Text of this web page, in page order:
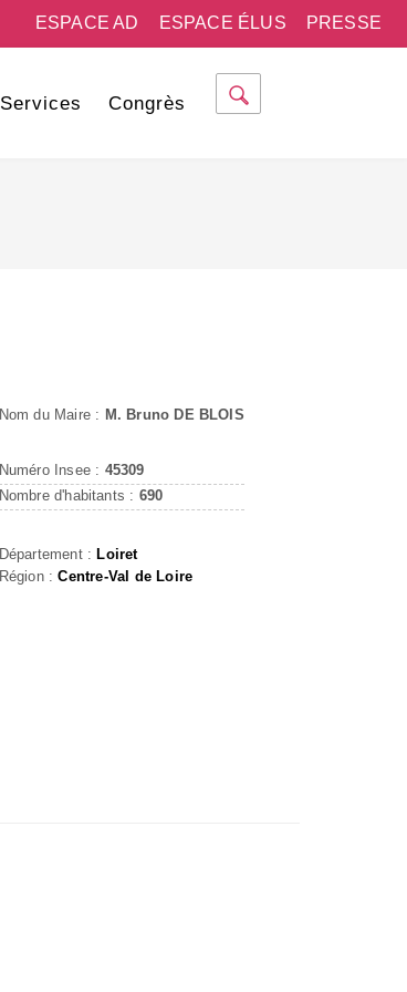
PRESSE
ESPACE ÉLUS
ESPACE AD
Services Congrès
Nom du Maire : M. Bruno DE BLOIS
Numéro Insee : 45309
Nombre d'habitants : 690
Département : Loiret
Région :Centre-Val de Loire